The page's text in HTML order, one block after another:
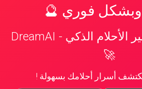
وبشكل فوري 🔮
📱 تطبيق تفسير الأحلام الذكي - DreamAI
🚀
أسرار أحلامك بسهولة !